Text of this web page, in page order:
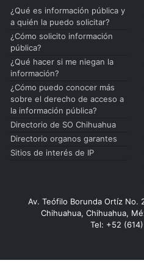
¿Qué es información pública y
a quién la puedo solicitar?
¿Cómo solicito información
pública?
¿Qué hacer si me niegan la
información?
¿Cómo puedo conocer más
sobre el derecho de acceso a
la información pública?
Directorio de SO Chihuahua
Directorio organos garantes
Sitios de interés de IP
Av. Teófilo Borunda Ortíz No.
Chihuahua, Chihuahua,
Tel: +52